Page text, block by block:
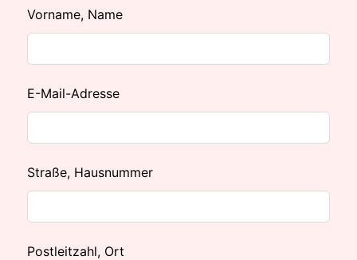
Lass
dieses
Vorname, Name
E-Mail-Adresse
Straße, Hausnummer
Postleitzahl, Ort